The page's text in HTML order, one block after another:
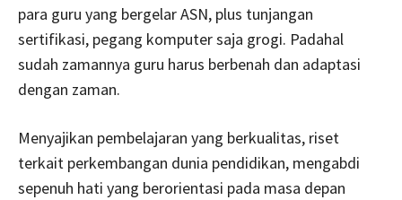
para guru yang bergelar ASN, plus tunjangan
sertifikasi, pegang komputer saja grogi. Padahal
sudah zamannya guru harus berbenah dan adaptasi
dengan zaman.
Menyajikan pembelajaran yang berkualitas, riset
terkait perkembangan dunia pendidikan, mengabdi
sepenuh hati yang berorientasi pada masa depan